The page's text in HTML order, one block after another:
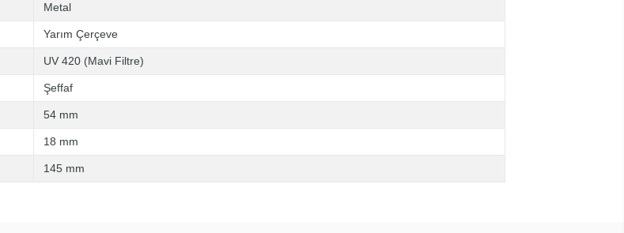
Metal
Yarım Çerçeve
UV 420 (Mavi Filtre)
Şeffaf
54 mm
18 mm
145 mm